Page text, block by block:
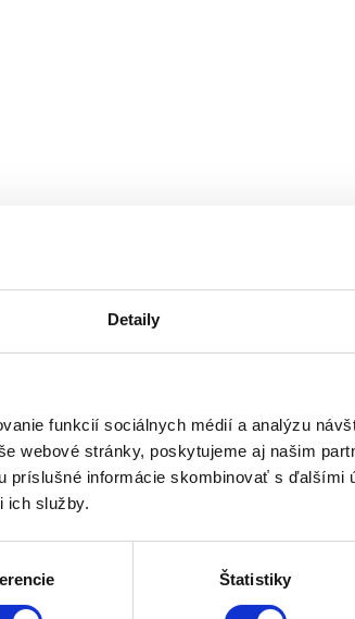
Detaily
funkcií sociálnych médií a analýzu
webové stránky, poskytujeme aj našim
príslušné informácie skombinovať s ďalšími
ich služby.
Štatistiky